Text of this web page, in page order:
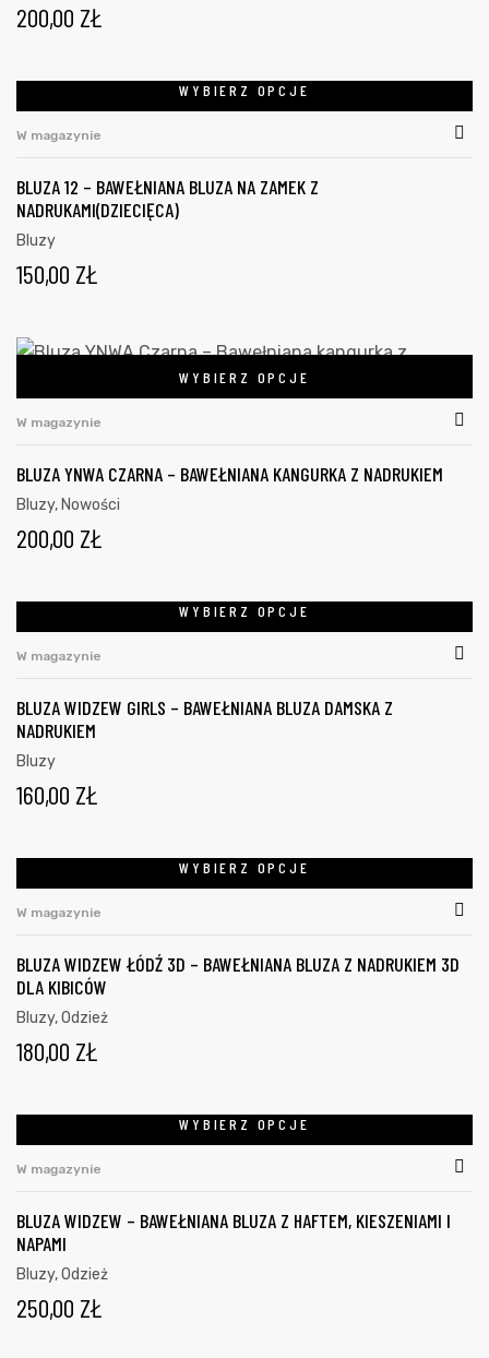
200,00 ZŁ
WYBIERZ OPCJE
W magazynie
BLUZA 12 – BAWEŁNIANA BLUZA NA ZAMEK Z
NADRUKAMI(DZIECIĘCA)
Bluzy
150,00 ZŁ
WYBIERZ OPCJE
W magazynie
BLUZA YNWA CZARNA – BAWEŁNIANA KANGURKA Z NADRUKIEM
Bluzy, Nowości
200,00 ZŁ
WYBIERZ OPCJE
W magazynie
BLUZA WIDZEW GIRLS – BAWEŁNIANA BLUZA DAMSKA Z
NADRUKIEM
Bluzy
160,00 ZŁ
WYBIERZ OPCJE
W magazynie
BLUZA WIDZEW ŁÓDŹ 3D – BAWEŁNIANA BLUZA Z NADRUKIEM 3D
DLA KIBICÓW
Bluzy,Odzież
180,00 ZŁ
WYBIERZ OPCJE
W magazynie
BLUZA WIDZEW – BAWEŁNIANA BLUZA Z HAFTEM, KIESZENIAMI I
NAPAMI
Bluzy,Odzież
250,00 ZŁ